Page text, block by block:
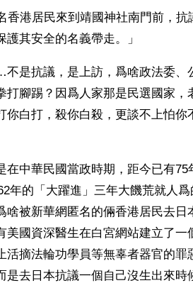
香港居民來到靖國神社南門前，
其安全的名義帶走。」
是抗議，是上訪，爲啥政法委、
打腳踢？因爲人家那是民選國家，
你白打，殺你白殺，更談不上怕你
中華民國當政時期，距今已有75
年的「大躍進」三年大饑荒就人
啥被新華網匿名的倆香港居民去日
美國資深醫生在白宮網站建立了一
活摘法輪功學員等無辜者器官的
是去日本抗議一個自己沒生出來時